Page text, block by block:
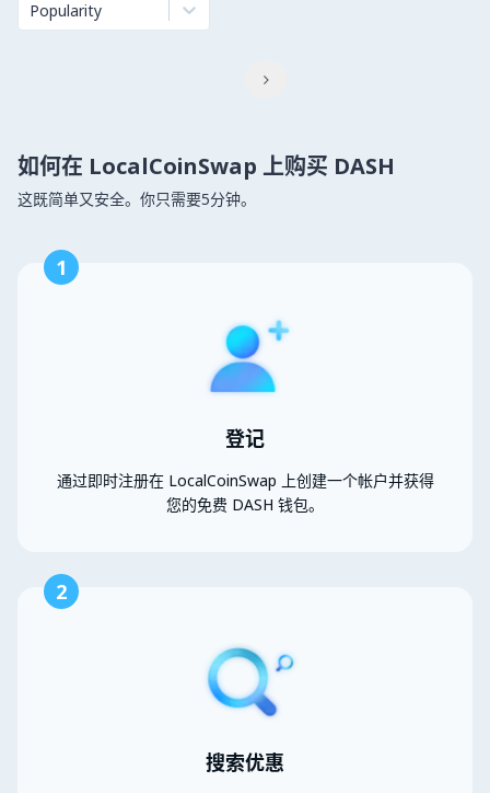
Popularity

如何在 LocalCoinSwap 上购买 DASH
这既简单又安全。你只需要5分钟。
1
登记
通过即时注册在 LocalCoinSwap 上创建一个帐户并获得
您的免费 DASH 钱包。
2
搜索优惠